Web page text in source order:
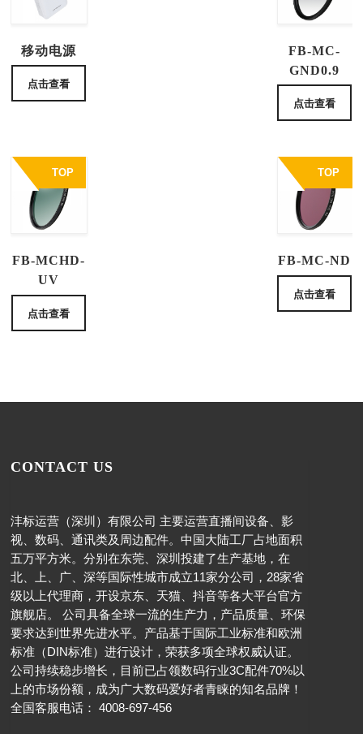
移动电源
点击查看
FB-MC-
GND0.9
点击查看
TOP
FB-MCHD-
UV
点击查看
TOP
FB-MC-ND
点击查看
CONTACT US
沣标运营（深圳）有限公司 主要运营直播间设备、影
视、数码、通讯类及周边配件。中国大陆工厂占地面积
五万平方米。分别在东莞、深圳投建了生产基地，在
北、上、广、深等国际性城市成立11家分公司，28家省
级以上代理商，开设京东、天猫、抖音等各大平台官方
旗舰店。 公司具备全球一流的生产力，产品质量、环保
要求达到世界先进水平。产品基于国际工业标准和欧洲
标准（DIN标准）进行设计，荣获多项全球权威认证。
公司持续稳步增长，目前已占领数码行业3C配件70%以
上的市场份额，成为广大数码爱好者青睐的知名品牌！
全国客服电话： 4008-697-456